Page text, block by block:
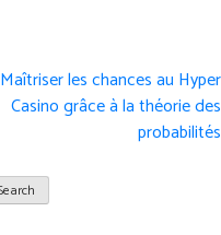
Maîtriser les chances au Hyper
Casino grâce à la théorie des
probabilités